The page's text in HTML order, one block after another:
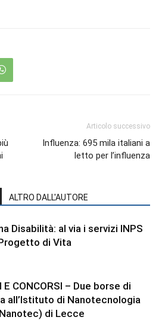
Articolo successivo
Influenza: 695 mila italiani a
letto per l’influenza
ALTRO DALL'AUTORE
Disabilità: al via i servizi INPS
di Vita
E CONCORSI – Due borse di
all’Istituto di Nanotecnologia
di Lecce